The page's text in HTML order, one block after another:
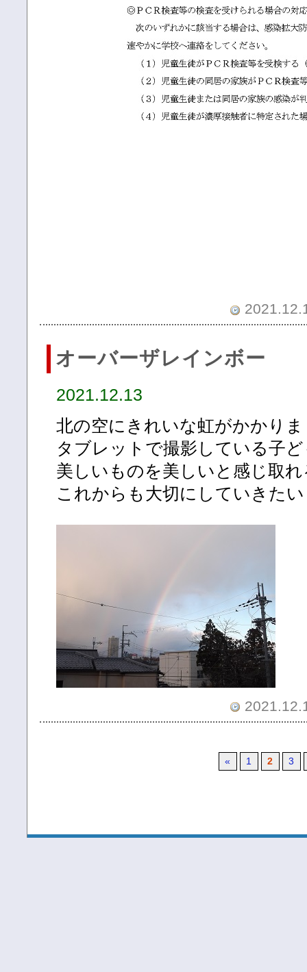
オーバーザレインボー
2021.12.13
北の空にきれいな虹がかかり
タブレットで撮影している子
美しいものを美しいと感じ取
これからも大切にしていきた
« 1 2 3